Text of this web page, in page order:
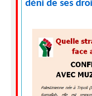
déni de ses